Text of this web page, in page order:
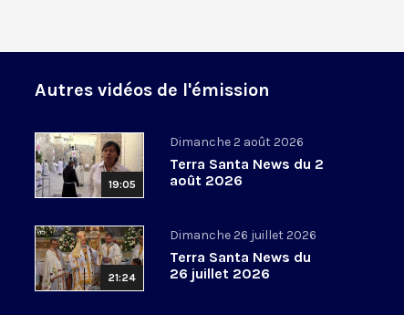
Autres vidéos de l'émission
19:05
Dimanche 2 août 2026
Terra Santa News du 2
août 2026
21:24
Dimanche 26 juillet 2026
Terra Santa News du
26 juillet 2026